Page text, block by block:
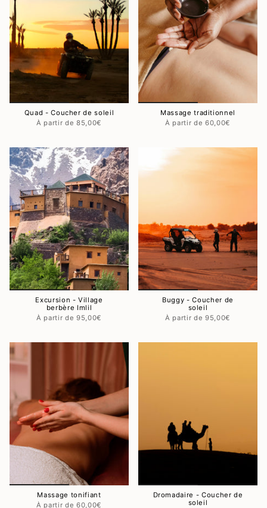
Quad - Coucher de soleil
85,00€
Massage traditionnel
60,00€
Excursion - Village
berbère Imlil
95,00€
Buggy - Coucher de
soleil
95,00€
Massage tonifiant
60,00€
Dromadaire - Coucher de
soleil